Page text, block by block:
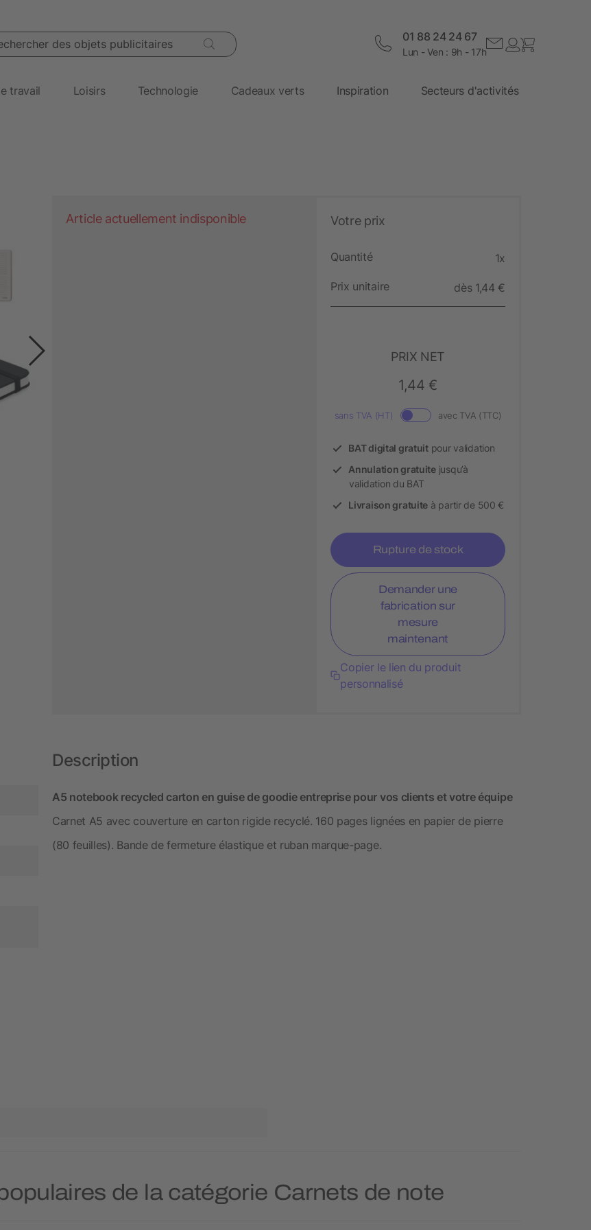
des objets publicitaires 01 88 24 24 67
Lun - Ven : 9h - 17h
travail Loisirs Technologie Cadeaux verts Inspiration Secteurs d'activités
Article actuellement indisponible Votre prix
Quantité 1x
Prix unitaire dès 1,44 €
PRIX NET
1,44 €
sans TVA (HT) avec TVA (TTC)
BAT digital gratuitpour validation
Annulation gratuitejusqu’à
validation du BAT
Livraison gratuite à partir de 500 €
Rupture de stock
Demander une
fabrication sur
mesure
maintenant
Copier le lien du produit
personnalisé
Description
A5 notebook recycled carton en guise de goodie entreprise pour vos clients et votre équipe
Carnet A5 avec couverture en carton rigide recyclé. 160 pages lignées en papier de pierre
(80 feuilles). Bande de fermeture élastique et ruban marque-page.
de la catégorie Carnets de note